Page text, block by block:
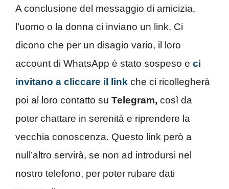
A conclusione del messaggio di amicizia,
l’uomo o la donna ci inviano un link. Ci
dicono che per un disagio vario, il loro
account di WhatsApp è stato sospeso e ci
invitano a cliccare il link che ci ricollegherà
poi al loro contatto su Telegram, così da
poter chattare in serenità e riprendere la
vecchia conoscenza. Questo link però a
null’altro servirà, se non ad introdursi nel
nostro telefono, per poter rubare dati